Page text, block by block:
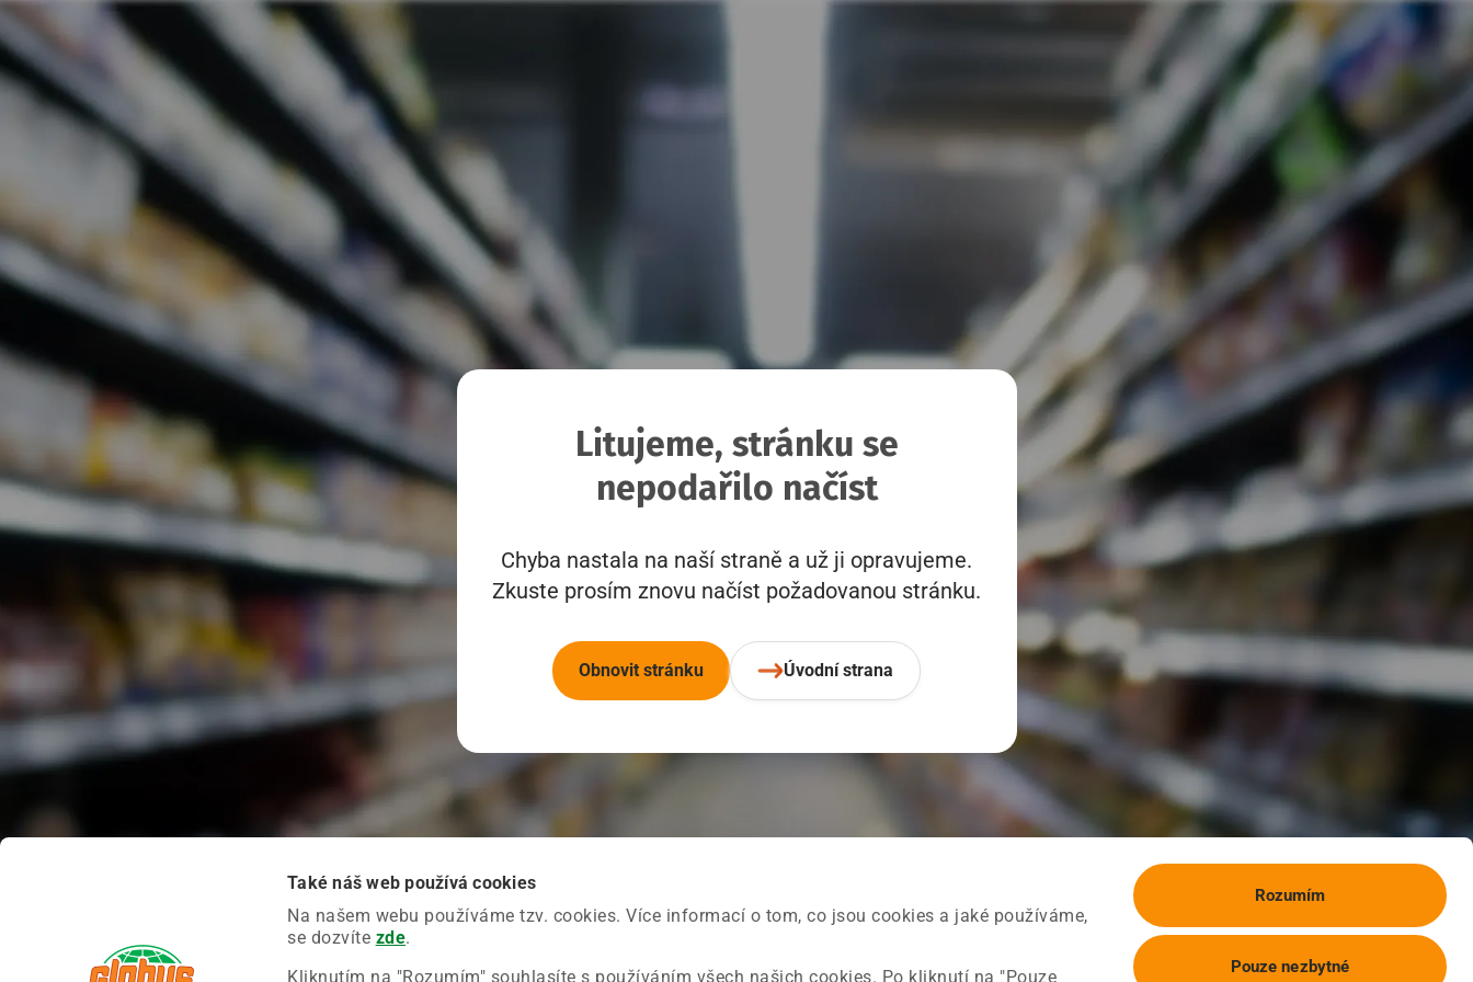
Také náš web používá cookies
Na našem webu používáme tzv. cookies. Více informací o tom, co jsou cookies a jaké používáme,
se dozvíte zde.
Kliknutím na "Rozumím" souhlasíte s používáním všech našich cookies. Po kliknutí na "Pouze
Rozumím
Pouze nezbytné
Litujeme, stránku se
nepodařilo načíst
Chyba nastala na naší straně a už ji opravujeme.
Zkuste prosím znovu načíst požadovanou stránku.
Obnovit stránku Úvodní strana